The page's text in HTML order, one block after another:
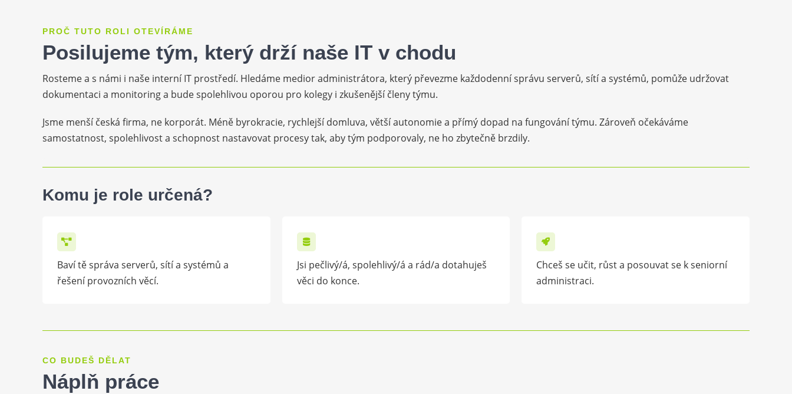
PROČ TUTO ROLI OTEVÍRÁME
Posilujeme tým, který drží naše IT v chodu
Rosteme a s námi i naše interní IT prostředí. Hledáme medior administrátora, který převezme každodenní správu serverů, sítí a systémů, pomůže udržovat
dokumentaci a monitoring a bude spolehlivou oporou pro kolegy i zkušenější členy týmu.
Jsme menší česká firma, ne korporát. Méně byrokracie, rychlejší domluva, větší autonomie a přímý dopad na fungování týmu. Zároveň očekáváme
samostatnost, spolehlivost a schopnost nastavovat procesy tak, aby tým podporovaly, ne ho zbytečně brzdily.
Komu je role určená?
Baví tě správa serverů, sítí a systémů a
řešení provozních věcí.
Jsi pečlivý/á, spolehlivý/á a rád/a dotahuješ
věci do konce.
Chceš se učit, růst a posouvat se k seniorní
administraci.
CO BUDEŠ DĚLAT
Náplň práce